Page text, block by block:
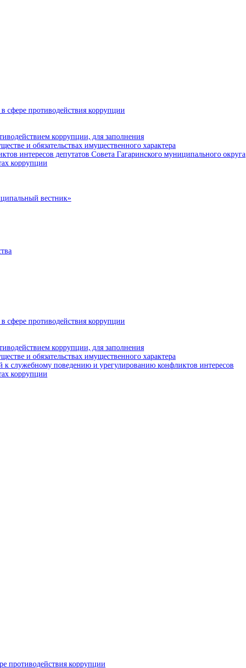
противодействия коррупции
коррупции, для заполнения
и обязательствах имущественного характера
интересов депутатов Совета Гагаринского муниципального округа
коррупции
вестник»
противодействия коррупции
коррупции, для заполнения
и обязательствах имущественного характера
служебному поведению и урегулированию конфликтов интересов
коррупции
противодействия коррупции